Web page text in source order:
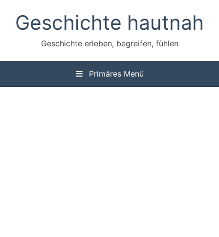
Inhalt
springenGeschichte hautnah
Geschichte erleben, begreifen, fühlen
Primäres Menü